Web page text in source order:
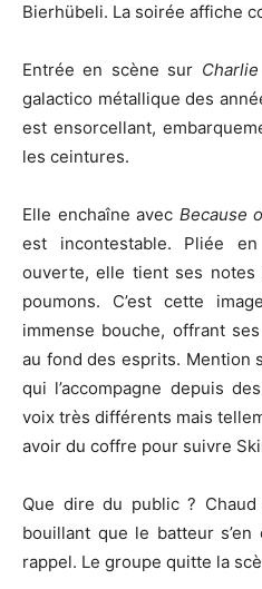
Bierhübeli. La soirée affiche
Entrée en scène sur
galactico métallique des
est ensorcellant,
les ceintures.
Elle enchaîne avec Because
est incontestable. Pliée
ouverte, elle tient ses notes
poumons. C’est cette
immense bouche, offrant
au fond des esprits. Mention
qui l’accompagne depuis
voix très différents mais
avoir du coffre pour suivre
Que dire du public ?
bouillant que le batteur
rappel. Le groupe quitte la